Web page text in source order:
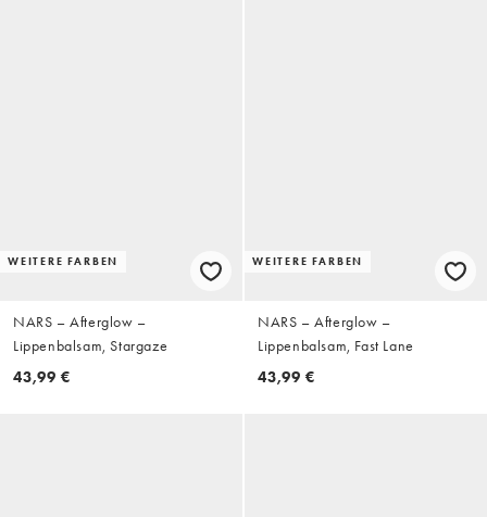
WEITERE FARBEN
NARS – Afterglow –
Lippenbalsam, Stargaze
43,99 €
WEITERE FARBEN
NARS – Afterglow –
Lippenbalsam, Fast Lane
43,99 €